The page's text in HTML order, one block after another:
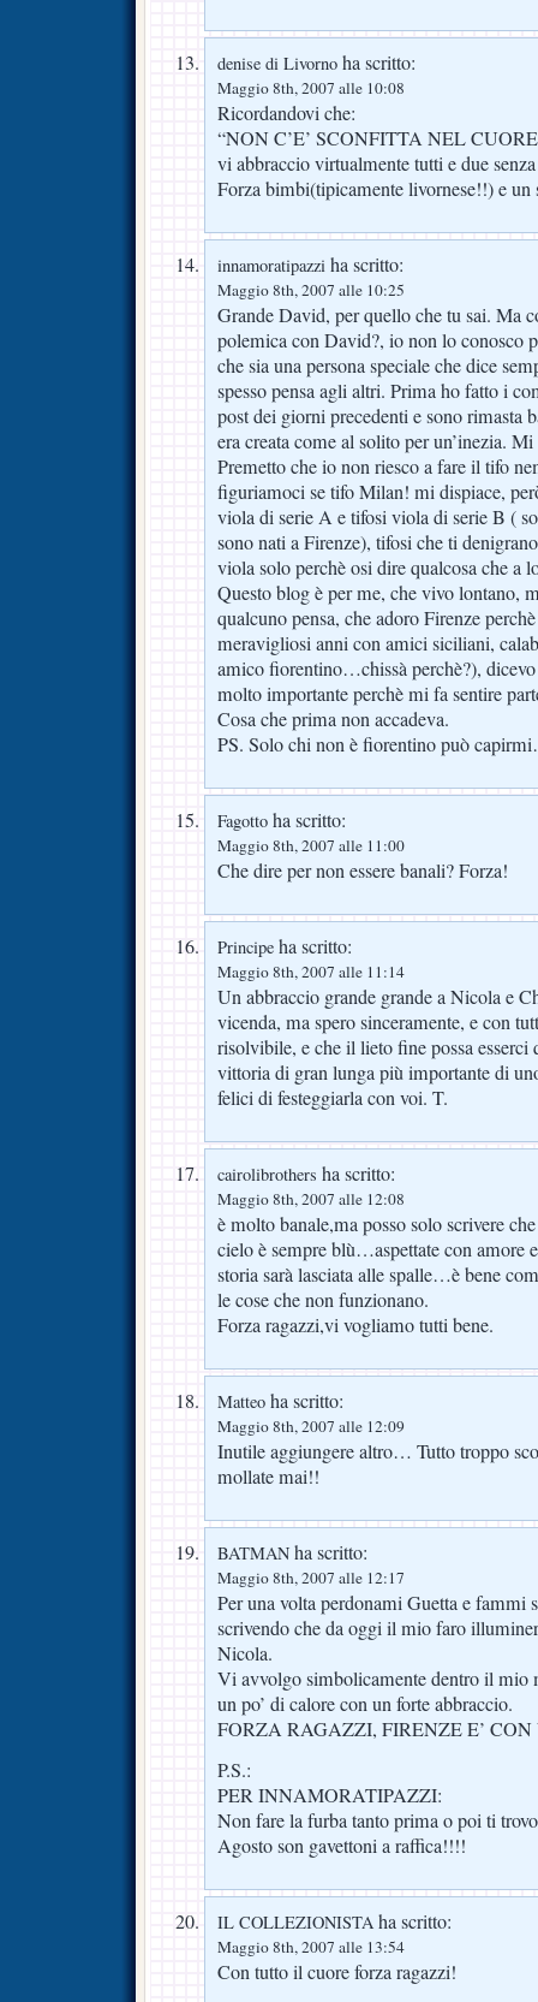
denise di Livorno ha scritto:
Maggio 8th, 2007 alle 10:08
Ricordandovi che:
“NON C’E’ SCONFITTA NEL
vi abbraccio virtualmente tutti e due
Forza bimbi(tipicamente livornese!!) e
innamoratipazzi ha scritto:
Maggio 8th, 2007 alle 10:25
Grande David, per quello che tu sai. Ma
polemica con David?, io non lo conosco
che sia una persona speciale che dice
spesso pensa agli altri. Prima ho fatto i
post dei giorni precedenti e sono rimasta
era creata come al solito per un’inezia.
Premetto che io non riesco a fare il tifo
figuriamoci se tifo Milan! mi dispiace,
viola di serie A e tifosi viola di serie B (
sono nati a Firenze), tifosi che ti
viola solo perchè osi dire qualcosa che a
Questo blog è per me, che vivo lontano,
qualcuno pensa, che adoro Firenze
meravigliosi anni con amici siciliani,
amico fiorentino…chissà perchè?),
molto importante perchè mi fa sentire
Cosa che prima non accadeva.
PS. Solo chi non è fiorentino può
Fagotto ha scritto:
Maggio 8th, 2007 alle 11:00
Che dire per non essere banali? Forza!
Principe ha scritto:
Maggio 8th, 2007 alle 11:14
Un abbraccio grande grande a Nicola e
vicenda, ma spero sinceramente, e con
risolvibile, e che il lieto fine possa esserci
vittoria di gran lunga più importante di
felici di festeggiarla con voi. T.
cairolibrothers ha scritto:
Maggio 8th, 2007 alle 12:08
è molto banale,ma posso solo scrivere
cielo è sempre blù…aspettate con amore
storia sarà lasciata alle spalle…è bene
le cose che non funzionano.
Forza ragazzi,vi vogliamo tutti bene.
Matteo ha scritto:
Maggio 8th, 2007 alle 12:09
Inutile aggiungere altro… Tutto troppo
mollate mai!!
BATMAN ha scritto:
Maggio 8th, 2007 alle 12:17
Per una volta perdonami Guetta e fammi
scrivendo che da oggi il mio faro
Nicola.
Vi avvolgo simbolicamente dentro il mio
un po’ di calore con un forte abbraccio.
FORZA RAGAZZI, FIRENZE E’
P.S.:
PER INNAMORATIPAZZI:
Non fare la furba tanto prima o poi ti
Agosto son gavettoni a raffica!!!!
IL COLLEZIONISTA ha scritto:
Maggio 8th, 2007 alle 13:54
Con tutto il cuore forza ragazzi!